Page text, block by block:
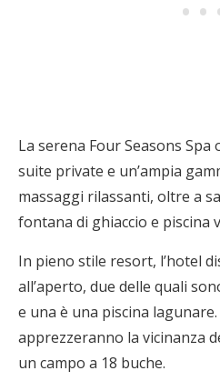
La serena Four Seasons
suite private e un’ampia
massaggi rilassanti, oltre a
fontana di ghiaccio e piscina
In pieno stile resort, l’hotel
all’aperto, due delle quali
e una è una piscina
apprezzeranno la vicinanza
un campo a 18 buche.